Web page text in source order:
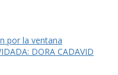
por la ventana
DORA CADAVID